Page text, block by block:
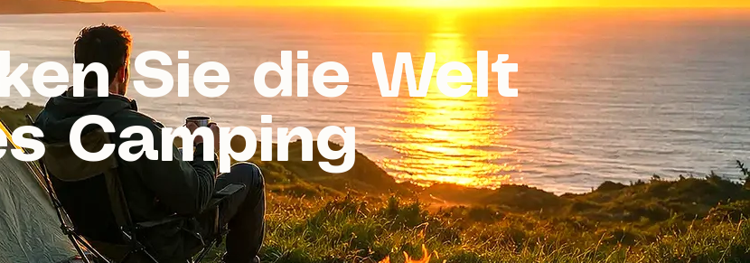
Sie die Welt
Camping